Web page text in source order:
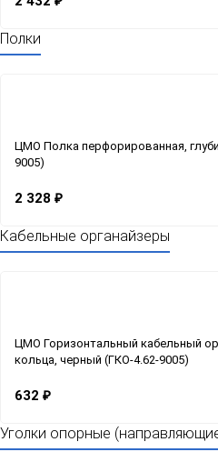
Полки
ЦМО Полка перфорированная,
9005)
2 328 ₽
Кабельные органайзеры
ЦМО Горизонтальный кабельный
кольца, черный (ГКО-4.62-9005)
632 ₽
Уголки опорные